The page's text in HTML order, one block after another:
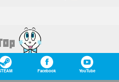
Facebook YouTube